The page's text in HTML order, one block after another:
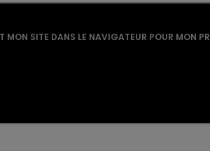
MON SITE DANS LE NAVIGATEUR POUR MON